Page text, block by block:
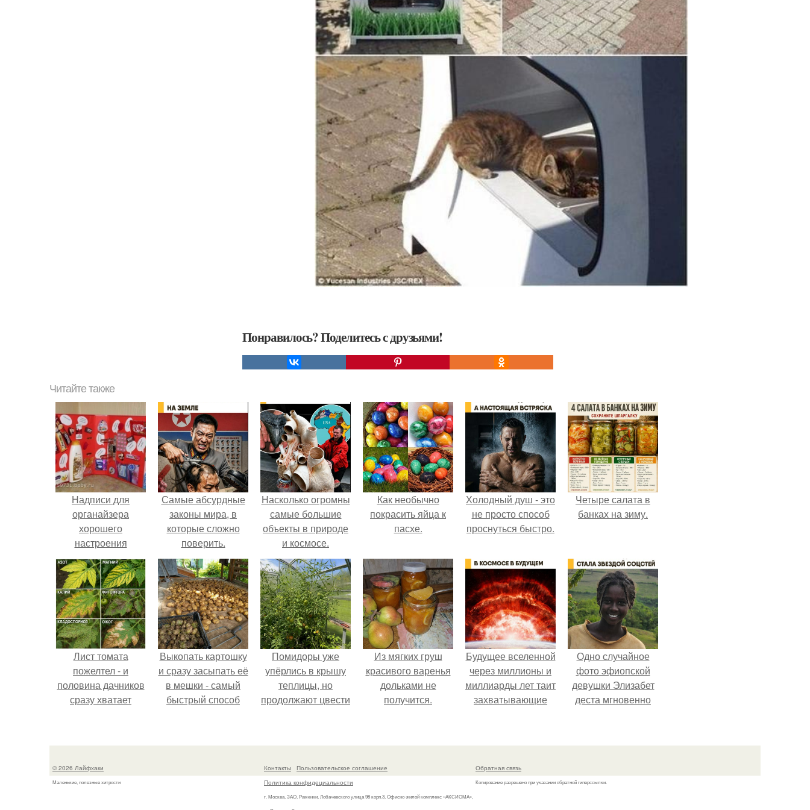
Понравилось? Поделитесь с друзьями!
Читайте также
Надписи для
органайзера
хорошего
настроения
распечатать. Идеи
"Органайзеров
Хорошего
Настроения" с
примерами
подарочков.
Самые абсурдные
законы мира, в
которые сложно
поверить.
Насколько огромны
самые большие
объекты в природе
и космосе.
Как необычно
покрасить яйца к
пасхе.
Холодный душ - это
не просто способ
проснуться быстро.
Четыре салата в
банках на зиму.
Лист томата
пожелтел - и
половина дачников
сразу хватает
Выкопать картошку
и сразу засыпать её
в мешки - самый
быстрый способ
порезы и больные
Помидоры уже
упёрлись в крышу
теплицы, но
продолжают цвести
Из мягких груш
красивого варенья
дольками не
получится.
Будущее вселенной
через миллионы и
миллиарды лет таит
захватывающие
Одно случайное
фото эфиопской
девушки Элизабет
деста мгновенно
сделало её новой
© 2026 Лайфхаки
Маленькие, полезные хитрости
Контакты
Пользовательское соглашение
Политика конфидециальности
г. Москва, ЗАО, Раменки, Лобачевского улица 98 корп.3, Офисно-жилой комплекс «АКСИОМА»,
Обратная связь
Копирование разрешено при указании обратной гиперссылки.